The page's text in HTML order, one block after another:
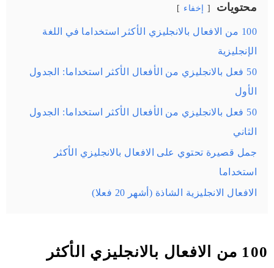
محتويات إخفاء
100 من الافعال بالانجليزي الأكثر استخداما في اللغة
الإنجليزية
50 فعل بالانجليزي من الأفعال الأكثر استخداما: الجدول
الأول
50 فعل بالانجليزي من الأفعال الأكثر استخداما: الجدول
الثاني
جمل قصيرة تحتوي على الافعال بالانجليزي الأكثر
استخداما
الافعال الانجليزية الشاذة (أشهر 20 فعلا)
100 من الافعال بالانجليزي الأكثر